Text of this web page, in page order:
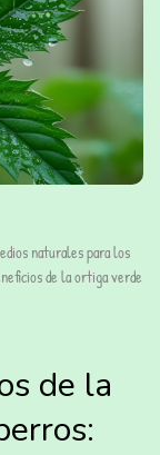
naturales para los
de la ortiga verde
de la